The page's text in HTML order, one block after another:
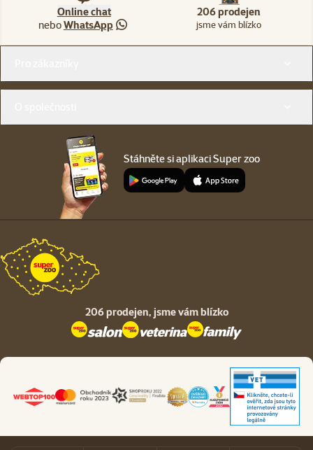
Online chat
neboWhatsApp
206 prodejen
jsme vám blízko
Stáhněte si aplikaci Super zoo
206 prodejen, jsme vám blízko